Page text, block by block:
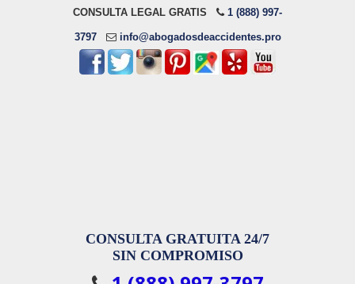
CONSULTA LEGAL GRATIS 1 (888) 997-
3797 info@abogadosdeaccidentes.pro
CONSULTA GRATUITA 24/7
SIN COMPROMISO